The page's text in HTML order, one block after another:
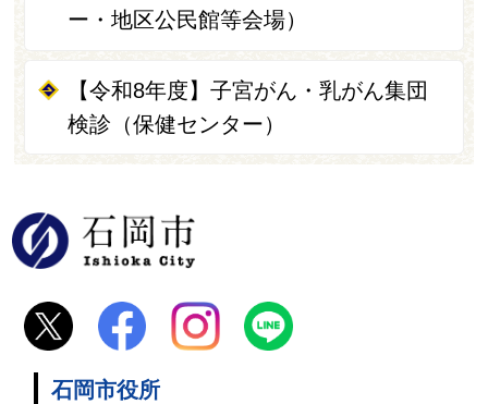
ー・地区公民館等会場）
【令和8年度】子宮がん・乳がん集団
検診（保健センター）
石岡市役所